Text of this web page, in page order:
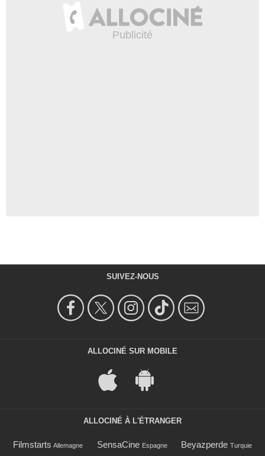
SUIVEZ-NOUS
ALLOCINÉ SUR MOBILE
ALLOCINÉ À L'ÉTRANGER
Filmstarts Allemagne SensaCine Espagne Beyazperde Turquie